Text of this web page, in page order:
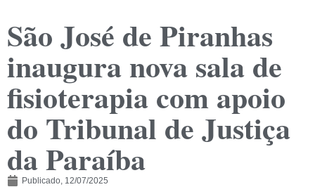
São José de Piranhas
inaugura nova sala de
fisioterapia com apoio
do Tribunal de Justiça
da Paraíba
Publicado, 12/07/2025